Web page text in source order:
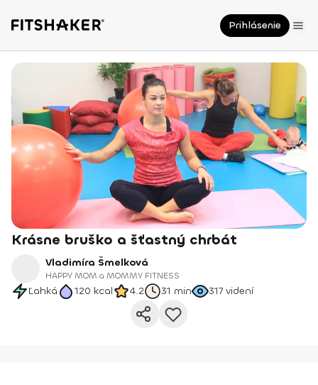
Prihlásenie
Krásne bruško a šťastný chrbát
Vladimíra Šmelková
HAPPY MOM a MOMMY FITNESS
Ľahká 120 kcal 4.2 31 min 317 videní